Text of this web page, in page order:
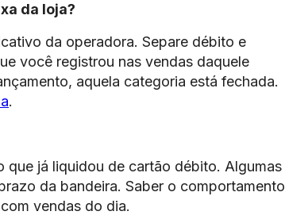
da loja?
da operadora. Separe débito e
você registrou nas vendas daquele
aquela categoria está fechada.
.
que já liquidou de cartão débito. Algumas
da bandeira. Saber o comportamento
vendas do dia.